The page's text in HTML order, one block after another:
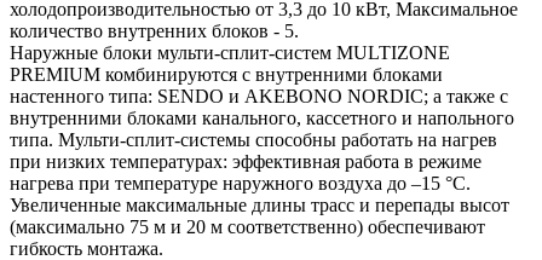
холодопроизводительностью от 3,3 до 10 кВт, Максимальное
количество внутренних блоков - 5.
Наружные блоки мульти-сплит-систем MULTIZONE
PREMIUM комбинируются с внутренними блоками
настенного типа: SENDO и AKEBONO NORDIC; а также с
внутренними блоками канального, кассетного и напольного
типа. Мульти-сплит-системы способны работать на нагрев
при низких температурах: эффективная работа в режиме
нагрева при температуре наружного воздуха до –15 °C.
Увеличенные максимальные длины трасс и перепады высот
(максимально 75 м и 20 м соответственно) обеспечивают
гибкость монтажа.